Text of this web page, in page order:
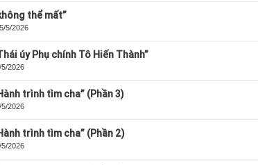
thể mất”
5/2026
úy Phụ chính Tô Hiến Thành”
5/2026
trình tìm cha” (Phần 3)
5/2026
trình tìm cha” (Phần 2)
5/2026